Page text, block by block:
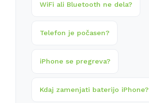
WiFi ali Bluetooth ne dela?
Telefon je počasen?
iPhone se pregreva?
Kdaj zamenjati baterijo iPhone?